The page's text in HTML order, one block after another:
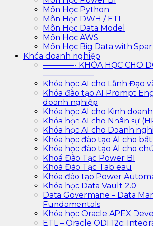
Môn Học Python
Môn Học DWH / ETL
Môn Học Data Model
Môn Học AWS
Môn Học Big Data with
Khóa doanh nghiệp
————- KHÓA HỌC CHO
——————–
Khóa học AI cho Lãnh Đạo
Khóa đào tạo AI Prompt
doanh nghiệp
Khóa học AI cho Kinh
Khóa học AI cho Nhân sự
Khóa học AI cho Doanh
Khóa học đào tạo AI cho
Khóa học đào tạo AI cho
Khoá Đào Tạo Power BI
Khoá Đào Tạo Tableau
Khóa đào tạo Power
Khóa học Data Vault 2.0
Data Govermane – Data
Fundamentals
Khóa học Oracle APEX
ETL – Oracle ODI 12c: